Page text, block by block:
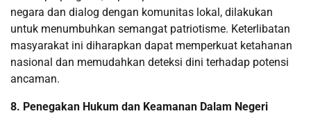
negara dan dialog dengan komunitas lokal, dilakukan
untuk menumbuhkan semangat patriotisme. Keterlibatan
masyarakat ini diharapkan dapat memperkuat ketahanan
nasional dan memudahkan deteksi dini terhadap potensi
ancaman.
8. Penegakan Hukum dan Keamanan Dalam Negeri